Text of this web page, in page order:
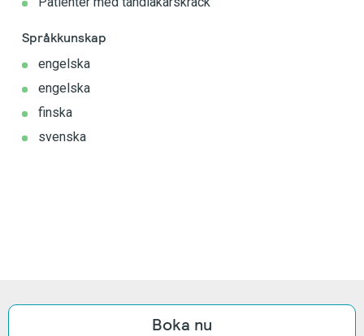
Språkkunskap
engelska
engelska
finska
svenska
Boka nu